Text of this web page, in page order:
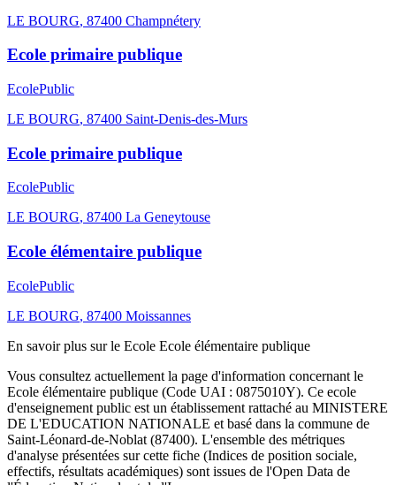
LE BOURG, 87400 Champnétery
Ecole primaire publique
EcolePublic
LE BOURG, 87400 Saint-Denis-des-Murs
Ecole primaire publique
EcolePublic
LE BOURG, 87400 La Geneytouse
Ecole élémentaire publique
EcolePublic
LE BOURG, 87400 Moissannes
En savoir plus sur le Ecole Ecole élémentaire publique
Vous consultez actuellement la page d'information concernant le
Ecole élémentaire publique (Code UAI : 0875010Y). Ce ecole
d'enseignement public est un établissement rattaché au MINISTERE
DE L'EDUCATION NATIONALE et basé dans la commune de
Saint-Léonard-de-Noblat (87400). L'ensemble des métriques
d'analyse présentées sur cette fiche (Indices de position sociale,
effectifs, résultats académiques) sont issues de l'Open Data de